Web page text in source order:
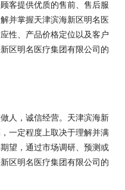
客提供优质的售前、售后服
并掌握天津滨海新区明名医
性、产品价格定位以及客户
区明名医疗集团有限公司的
人，诚信经营。天津滨海新
一定程度上取决于理解并满
望，通过市场调研、预测或
区明名医疗集团有限公司的